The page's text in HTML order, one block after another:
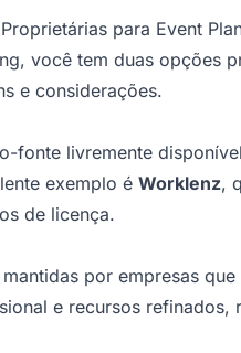
para Event
você tem duas opções
e considerações.
fonte livremente
exemplo é Worklenz,
de licença.
por empresas
e recursos refinados,